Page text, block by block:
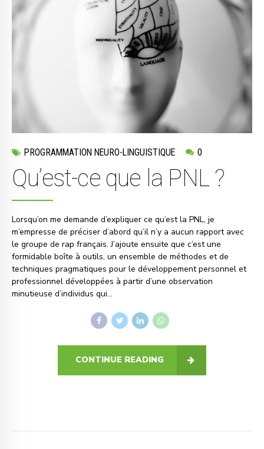
PROGRAMMATION NEURO-LINGUISTIQUE 0
Qu’est-ce que la PNL ?
Lorsqu’on me demande d’expliquer ce qu’est la PNL, je
m’empresse de préciser d’abord qu’il n’y a aucun rapport avec
le groupe de rap français. J’ajoute ensuite que c’est une
formidable boîte à outils, un ensemble de méthodes et de
techniques pragmatiques pour le développement personnel et
professionnel développées à partir d’une observation
minutieuse d’individus qui...
CONTINUE READING